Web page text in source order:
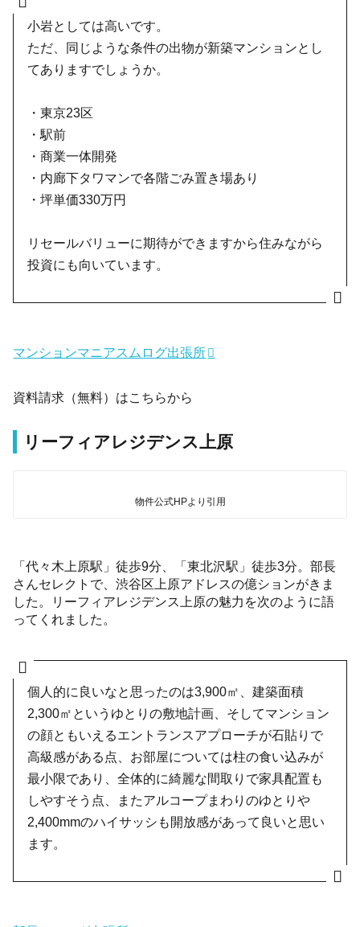
小岩としては高いです。
ただ、同じような条件の出物が新築マンションとし
てありますでしょうか。
・東京23区
・駅前
・商業一体開発
・内廊下タワマンで各階ごみ置き場あり
・坪単価330万円
リセールバリューに期待ができますから住みながら
投資にも向いています。
マンションマニアスムログ出張所
資料請求（無料）はこちらから
リーフィアレジデンス上原
物件公式HPより引用
「代々木上原駅」徒歩9分、「東北沢駅」徒歩3分。部長
さんセレクトで、渋谷区上原アドレスの億ションがきま
した。リーフィアレジデンス上原の魅力を次のように語
ってくれました。
個人的に良いなと思ったのは3,900㎡、建築面積
2,300㎡というゆとりの敷地計画、そしてマンション
の顔ともいえるエントランスアプローチが石貼りで
高級感がある点、お部屋については柱の食い込みが
最小限であり、全体的に綺麗な間取りで家具配置も
しやすそう点、またアルコープまわりのゆとりや
2,400mmのハイサッシも開放感があって良いと思い
ます。